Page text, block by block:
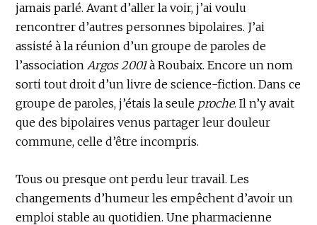
jamais parlé. Avant d’aller la voir, j’ai voulu
rencontrer d’autres personnes bipolaires. J’ai
assisté à la réunion d’un groupe de paroles de
l’associationArgos 2001à Roubaix. Encore un nom
sorti tout droit d’un livre de science-fiction. Dans ce
groupe de paroles, j’étais la seule proche. Il n’y avait
que des bipolaires venus partager leur douleur
commune, celle d’être incompris.
Tous ou presque ont perdu leur travail. Les
changements d’humeur les empêchent d’avoir un
emploi stable au quotidien. Une pharmacienne